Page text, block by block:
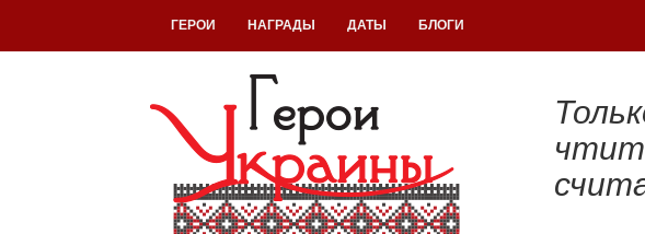
ГЕРОИ НАГРАДЫ ДАТЫ БЛОГИ
чтит